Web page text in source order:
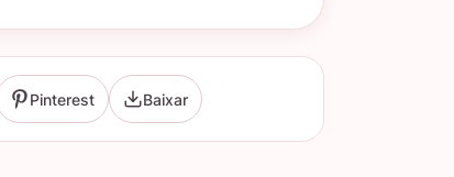
Pinterest Baixar